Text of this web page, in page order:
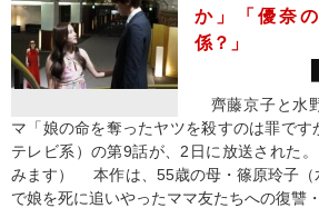
か」「優奈
係？」
齊藤京子と水
マ「娘の命を奪ったヤツを殺すのは罪です
テレビ系）の第9話が、2日に放送された
みます） 本作は、55歳の母・篠原玲子（
で娘を死に追いやったママ友たちへの復讐